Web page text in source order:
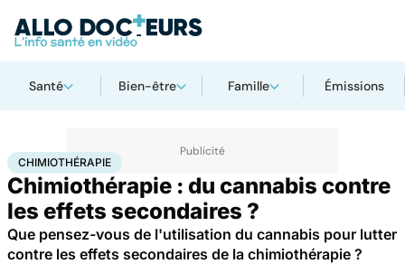
Santé Bien-être Famille Émissions
AccueilSantéChimiothérapie
CHIMIOTHÉRAPIE
Chimiothérapie : du cannabis contre
les effets secondaires ?
Que pensez-vous de l'utilisation du cannabis pour lutter
contre les effets secondaires de la chimiothérapie ?